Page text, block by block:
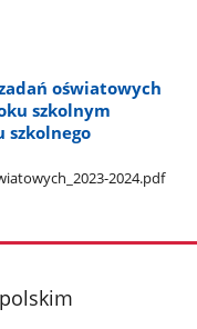
oświatowych
szkolnym
szkolnego
2024.pdf